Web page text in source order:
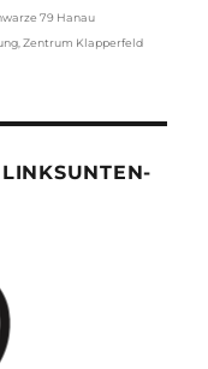
79 Hanau
,Zentrum Klapperfeld